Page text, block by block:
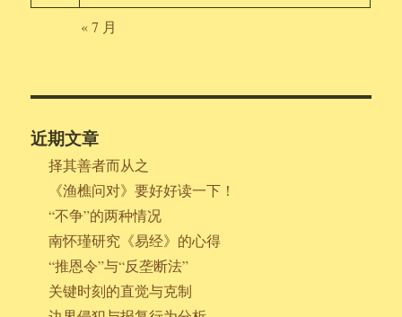
« 7 月
近期文章
择其善者而从之
《渔樵问对》要好好读一下！
“不争”的两种情况
南怀瑾研究《易经》的心得
“推恩令”与“反垄断法”
关键时刻的直觉与克制